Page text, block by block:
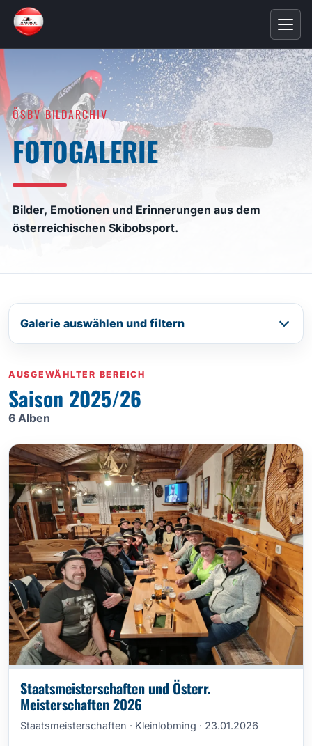
ÖSBV BILDARCHIV
FOTOGALERIE
Bilder, Emotionen und Erinnerungen aus dem
österreichischen Skibobsport.
Galerie auswählen und filtern
AUSGEWÄHLTER BEREICH
Saison 2025/26
6 Alben
Staatsmeisterschaften und Österr.
Meisterschaften 2026
Staatsmeisterschaften · Kleinlobming · 23.01.2026